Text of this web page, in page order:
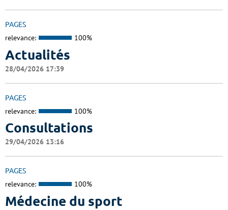
PAGES
relevance: 100%
Actualités
28/04/2026 17:39
PAGES
relevance: 100%
Consultations
29/04/2026 13:16
PAGES
relevance: 100%
Médecine du sport